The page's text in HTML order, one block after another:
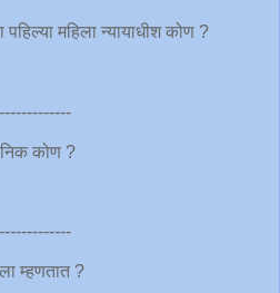
पहिल्या महिला न्यायाधीश कोण ?
कोण ?
म्हणतात ?